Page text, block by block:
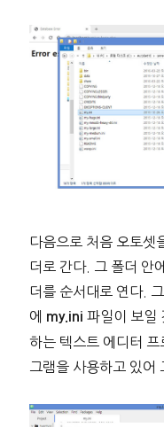
다음으로 처음 오토
더로 간다. 그 폴더 안
더를 순서대로 연다.
에
my.ini 파일이 보일
하는 텍스트 에디터
그램을 사용하고 있어